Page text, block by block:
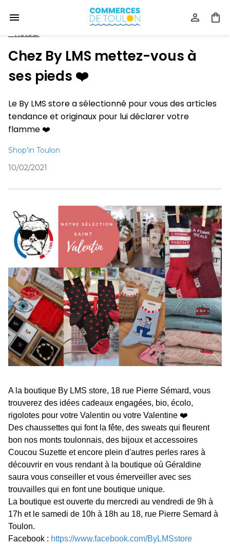
Retour
Chez By LMS mettez-vous à
ses pieds ❤️
Le By LMS store a sélectionné pour vous des articles
tendance et originaux pour lui déclarer votre
flamme ❤️
Shop'in Toulon
10/02/2021
A la boutique By LMS store, 18 rue Pierre Sémard, vous
trouverez des idées cadeaux engagées, bio, écolo,
rigolotes pour votre Valentin ou votre Valentine ❤️
Des chaussettes qui font la fête, des sweats qui fleurent
bon nos monts toulonnais, des bijoux et accessoires
Coucou Suzette et encore plein d'autres perles rares à
découvrir en vous rendant à la boutique où Géraldine
saura vous conseiller et vous émerveiller avec ses
trouvailles qui en font une boutique unique.
La boutique est ouverte du mercredi au vendredi de 9h à
17h et le samedi de 10h à 18h au 18, rue Pierre Semard à
Toulon.
Facebook : https://www.facebook.com/ByLMSstore